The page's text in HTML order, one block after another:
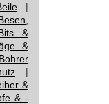
|
&
&
Bohrer
|
&
& -